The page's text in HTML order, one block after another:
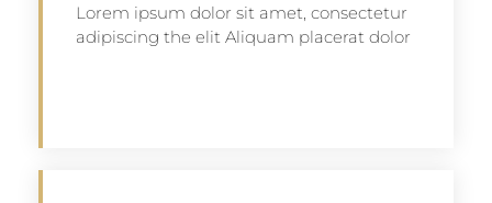
Lorem ipsum dolor sit amet, consectetur
adipiscing the elit Aliquam placerat dolor